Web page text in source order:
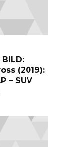
(2019):
– SUV